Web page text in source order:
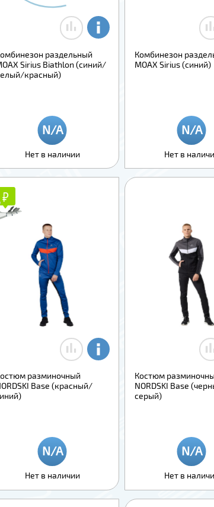
раздельный
Sirius Biathlon (синий/
красный)
Нет в наличии
Комбинезон
MOAX Sirius (синий)
Нет в
₽
₽
разминочный
Base (красный/
Нет в наличии
Костюм
NORDSKI Base
серый)
Нет в